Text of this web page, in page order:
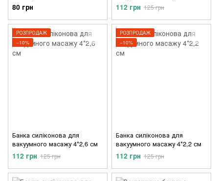
80 грн 112 грн 125 грн
РОЗПРОДАЖ
−10%
Банка силіконова для
вакуумного масажу 4*2,6 см
112 грн 125 грн
РОЗПРОДАЖ
−10%
Банка силіконова для
вакуумного масажу 4*2,2 см
112 грн 125 грн